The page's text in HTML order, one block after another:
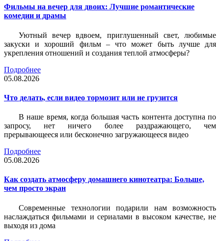
Фильмы на вечер для двоих: Лучшие романтические
комедии и драмы
Уютный вечер вдвоем, приглушенный свет, любимые
закуски и хороший фильм – что может быть лучше для
укрепления отношений и создания теплой атмосферы?
Подробнее
05.08.2026
Что делать, если видео тормозит или не грузится
В наше время, когда большая часть контента доступна по
запросу, нет ничего более раздражающего, чем
прерывающееся или бесконечно загружающееся видео
Подробнее
05.08.2026
Как создать атмосферу домашнего кинотеатра: Больше,
чем просто экран
Современные технологии подарили нам возможность
наслаждаться фильмами и сериалами в высоком качестве, не
выходя из дома